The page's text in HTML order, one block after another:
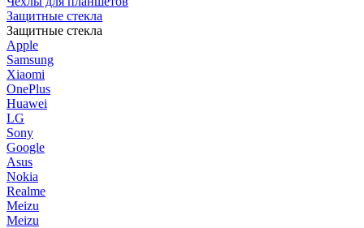
Защитные стекла
Защитные стекла
Apple
Samsung
Xiaomi
OnePlus
Huawei
LG
Sony
Google
Asus
Nokia
Realme
Meizu
Meizu